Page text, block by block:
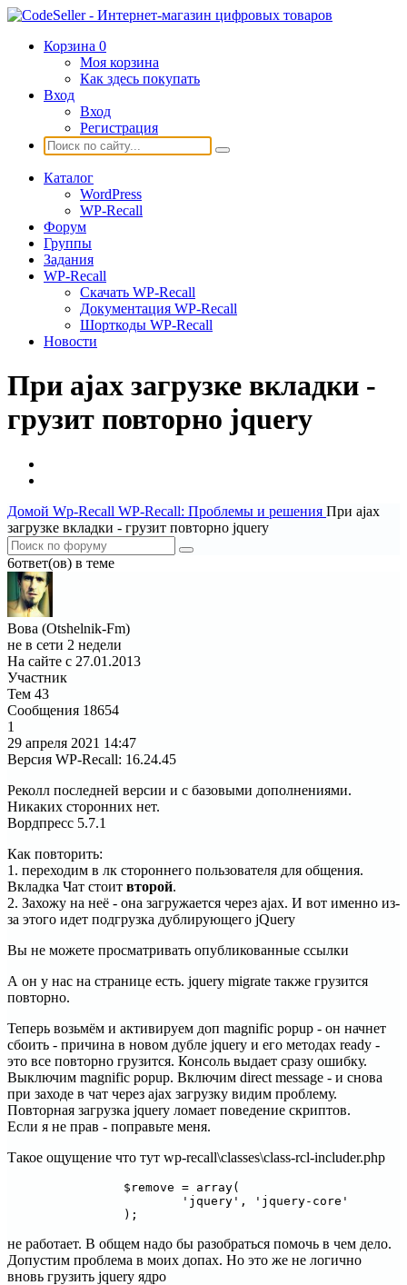
Корзина 0
Моя корзина
Как здесь покупать
Вход
Вход
Регистрация
Каталог
WordPress
WP-Recall
Форум
Группы
Задания
WP-Recall
Скачать WP-Recall
Документация WP-Recall
Шорткоды WP-Recall
Новости
При ajax загрузке вкладки -
грузит повторно jquery
Домой Wp-Recall WP-Recall: Проблемы и решения При ajax
загрузке вкладки - грузит повторно jquery
6ответ(ов) в теме
Вова (Otshelnik-Fm)
не в сети 2 недели
На сайте с 27.01.2013
Участник
Тем 43
Сообщения 18654
1
29 апреля 2021 14:47
Версия WP-Recall: 16.24.45
Реколл последней версии и с базовыми дополнениями.
Никаких сторонних нет.
Вордпресс 5.7.1
Как повторить:
1. переходим в лк стороннего пользователя для общения.
Вкладка Чат стоит второй.
2. Захожу на неё - она загружается через ajax. И вот именно из-
за этого идет подгрузка дублирующего jQuery
Вы не можете просматривать опубликованные ссылки
А он у нас на странице есть. jquery migrate также грузится
повторно.
Теперь возьмём и активируем доп magnific popup - он начнет
сбоить - причина в новом дубле jquery и его методах ready -
это все повторно грузится. Консоль выдает сразу ошибку.
Выключим magnific popup. Включим direct message - и снова
при заходе в чат через ajax загрузку видим проблему.
Повторная загрузка jquery ломает поведение скриптов.
Если я не прав - поправьте меня.
Такое ощущение что тут wp-recall\classes\class-rcl-includer.php
		);
не работает. В общем надо бы разобраться помочь в чем дело.
Допустим проблема в моих допах. Но это же не логично
вновь грузить jquery ядро